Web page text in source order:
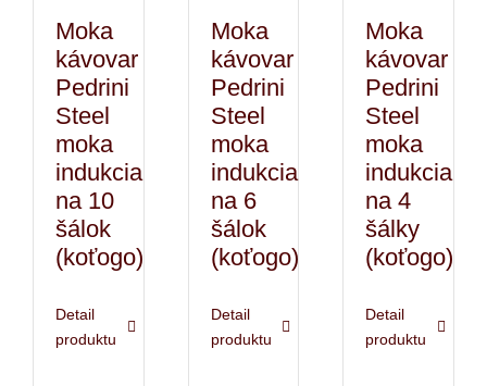
Moka
kávovar
Pedrini
Steel
moka
indukcia
na 10
šálok
(koťogo)
Detail
produktu
Moka
kávovar
Pedrini
Steel
moka
indukcia
na 6
šálok
(koťogo)
Detail
produktu
Moka
kávovar
Pedrini
Steel
moka
indukcia
na 4
šálky
(koťogo)
Detail
produktu